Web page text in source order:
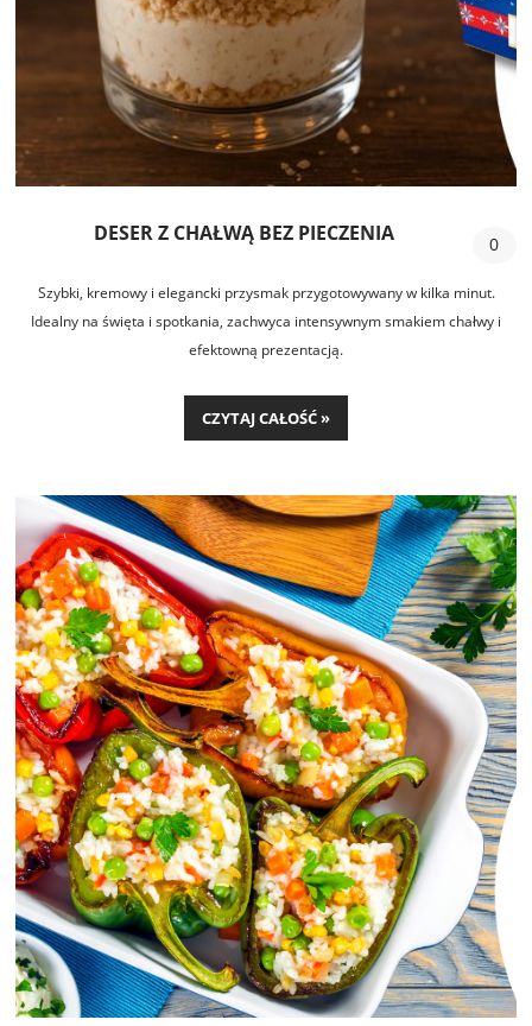
DESER Z CHAŁWĄ BEZ PIECZENIA 0
Szybki, kremowy i elegancki przysmak przygotowywany w kilka minut.
Idealny na święta i spotkania, zachwyca intensywnym smakiem chałwy i
efektowną prezentacją.
CZYTAJ CAŁOŚĆ »